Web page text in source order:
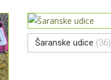
Šaranske udice (36)